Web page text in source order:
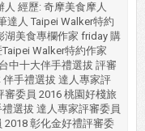
經歷: 奇摩美食摩人
達人 Taipei Walker特約
湖美食專欄作家 friday 購
Walker特約作家
中十大伴手禮選拔 評審
伴手禮選拔 達人專家評
審委員 2016 桃園好棧旅
選拔 達人專家評審委員
2018 彰化金好禮評審委